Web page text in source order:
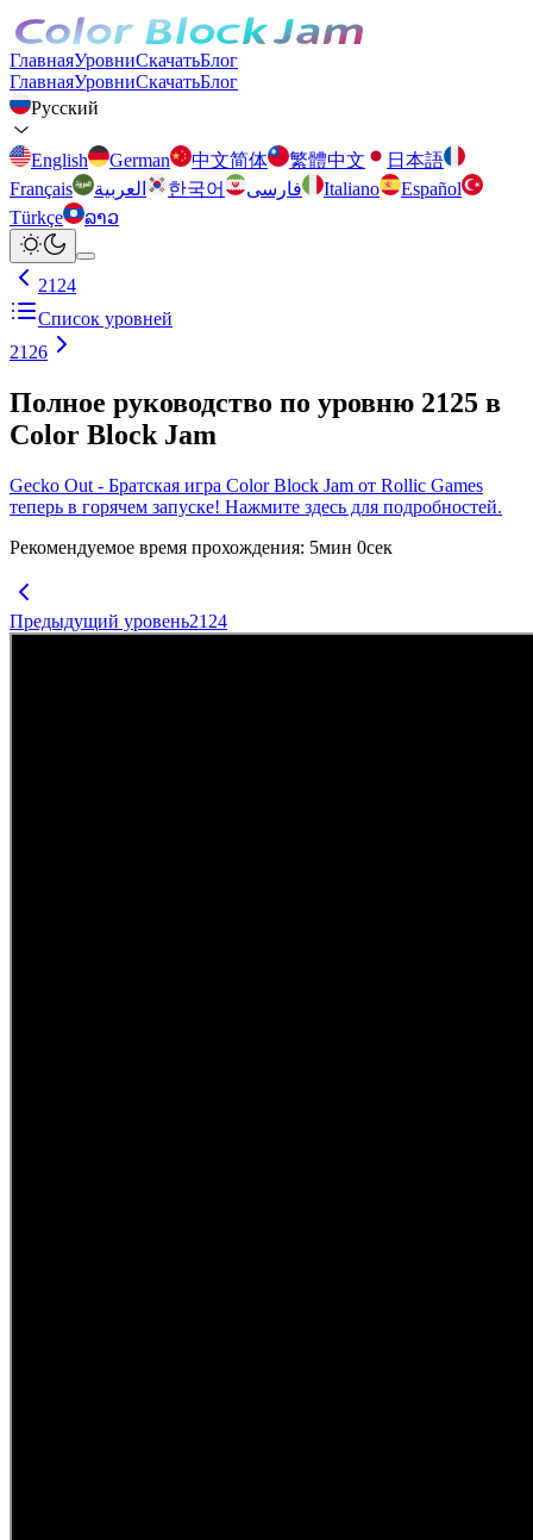
ГлавнаяУровниСкачатьБлог
ГлавнаяУровниСкачатьБлог
Русский
English German 中文简体 繁體中文
日本語
Français
العربية 한국어 فارسی Italiano
Español
Türkçe
ລາວ
2124
Список уровней
2126
Полное руководство по уровню 2125 в
Color Block Jam
Gecko Out - Братская игра Color Block Jam от Rollic Games
теперь в горячем запуске! Нажмите здесь для подробностей.
Рекомендуемое время прохождения: 5мин 0сек
Предыдущий уровень2124